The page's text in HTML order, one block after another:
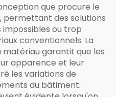
que procure le
permettant des solutions
ou trop
conventionnels. La
garantit que les
apparence et leur
les variations de
du bâtiment.